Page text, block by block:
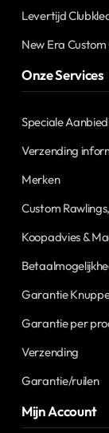
Levertijd
New Era Custom
Onze Services
Speciale
Verzending
Merken
Custom
Koopadvies &
Garantie
Garantie per
Verzending
Garantie/ruilen
Mijn Account